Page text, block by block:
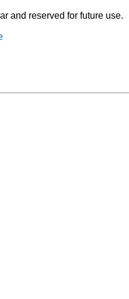
and reserved for future use.